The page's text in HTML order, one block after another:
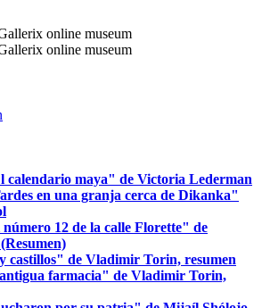
calendario maya" de Victoria Lederman
en una granja cerca de Dikanka"
12 de la calle Florette" de
castillos" de Vladimir Torin, resumen
antigua farmacia" de Vladimir Torin,